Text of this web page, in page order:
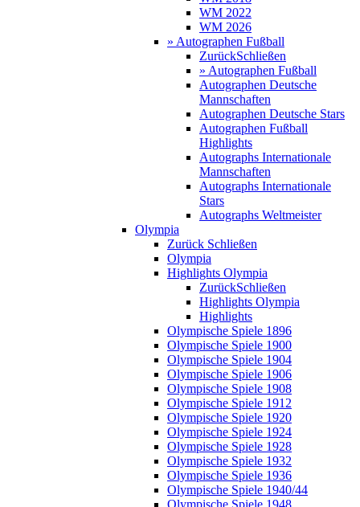
WM 2022
WM 2026
» Autographen Fußball
ZurückSchließen
» Autographen Fußball
Autographen Deutsche
Mannschaften
Autographen Deutsche Stars
Autographen Fußball
Highlights
Autographs Internationale
Mannschaften
Autographs Internationale
Stars
Autographs Weltmeister
Olympia
Zurück Schließen
Olympia
Highlights Olympia
ZurückSchließen
Highlights Olympia
Highlights
Olympische Spiele 1896
Olympische Spiele 1900
Olympische Spiele 1904
Olympische Spiele 1906
Olympische Spiele 1908
Olympische Spiele 1912
Olympische Spiele 1920
Olympische Spiele 1924
Olympische Spiele 1928
Olympische Spiele 1932
Olympische Spiele 1936
Olympische Spiele 1940/44
Olympische Spiele 1948